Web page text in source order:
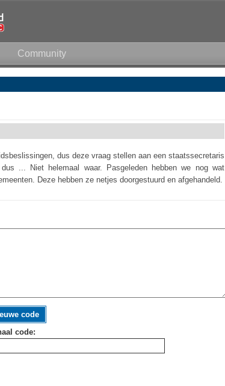
Community
dus deze vraag stellen aan een staatssecretaris
... Niet helemaal waar. Pasgeleden hebben we nog wat
Deze hebben ze netjes doorgestuurd en afgehandeld.
code
code: